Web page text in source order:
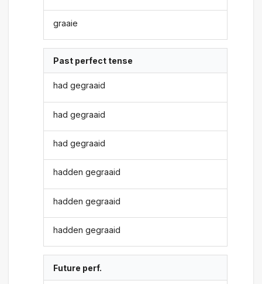
graaie
Past perfect tense
had gegraaid
had gegraaid
had gegraaid
hadden gegraaid
hadden gegraaid
hadden gegraaid
Future perf.